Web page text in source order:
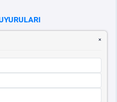
POLİTİKAMIZ